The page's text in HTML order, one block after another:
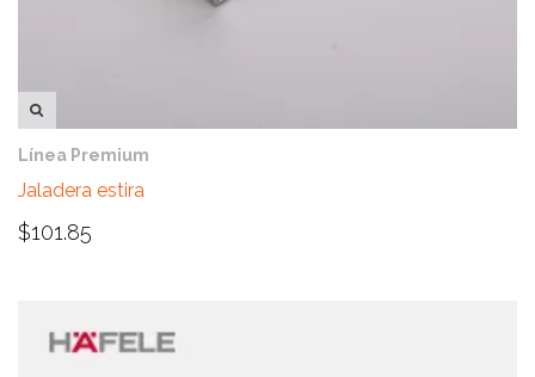
Línea Premium
Jaladera estira
$101.85